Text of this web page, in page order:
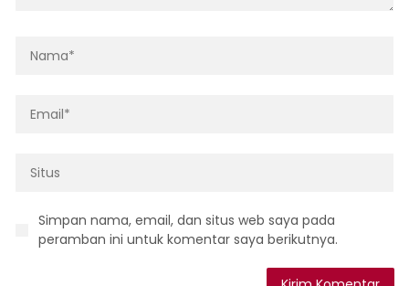
Simpan nama, email, dan situs web saya pada
peramban ini untuk komentar saya berikutnya.